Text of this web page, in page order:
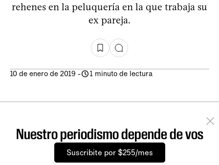
rehenes en la peluquería en la que trabaja su
ex pareja.
10 de enero de 2019 - 1 minuto de lectura
Nuestro periodismo depende de vos
Suscribite por $255/mes